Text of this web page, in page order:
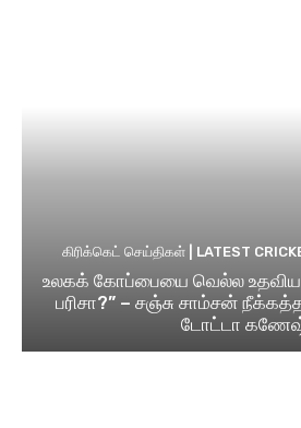
கிரிக்கெட் செய்திகள் | LATEST
உலகக் கோப்பையை வெல்ல உதவிய
பரிசா?” – சஞ்சு சாம்சன்
டோட்டா